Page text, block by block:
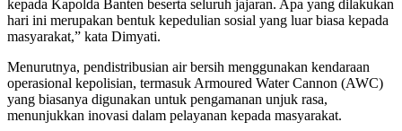
kepada Kapolda Banten beserta seluruh jajaran. Apa yang dilakukan
hari ini merupakan bentuk kepedulian sosial yang luar biasa kepada
masyarakat,” kata Dimyati.
Menurutnya, pendistribusian air bersih menggunakan kendaraan
operasional kepolisian, termasuk Armoured Water Cannon (AWC)
yang biasanya digunakan untuk pengamanan unjuk rasa,
menunjukkan inovasi dalam pelayanan kepada masyarakat.